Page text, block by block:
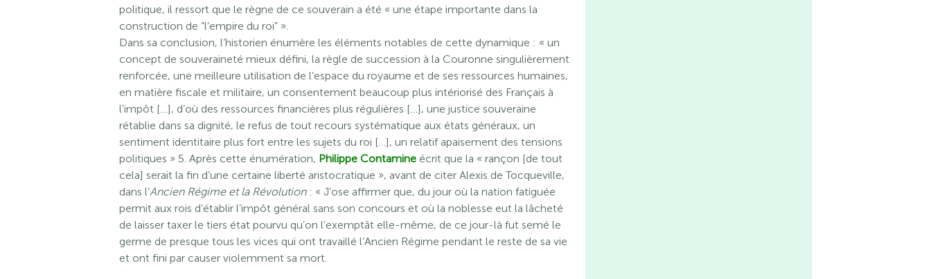
politique, il ressort que le règne de ce souverain a été « une étape importante dans la
construction de “l’empire du roi” ».
Dans sa conclusion, l’historien énumère les éléments notables de cette dynamique : « un
concept de souveraineté mieux défini, la règle de succession à la Couronne singulièrement
renforcée, une meilleure utilisation de l’espace du royaume et de ses ressources humaines,
en matière fiscale et militaire, un consentement beaucoup plus intériorisé des Français à
l’impôt […], d’où des ressources financières plus régulières […], une justice souveraine
rétablie dans sa dignité, le refus de tout recours systématique aux états généraux, un
sentiment identitaire plus fort entre les sujets du roi […], un relatif apaisement des tensions
politiques » 5. Après cette énumération, Philippe Contamine écrit que la « rançon [de tout
cela] serait la fin d’une certaine liberté aristocratique », avant de citer Alexis de Tocqueville,
dans l’Ancien Régime et la Révolution: « J’ose affirmer que, du jour où la nation fatiguée
permit aux rois d’établir l’impôt général sans son concours et où la noblesse eut la lâcheté
de laisser taxer le tiers état pourvu qu’on l’exemptât elle-même, de ce jour-là fut semé le
germe de presque tous les vices qui ont travaillé l’Ancien Régime pendant le reste de sa vie
et ont fini par causer violemment sa mort.